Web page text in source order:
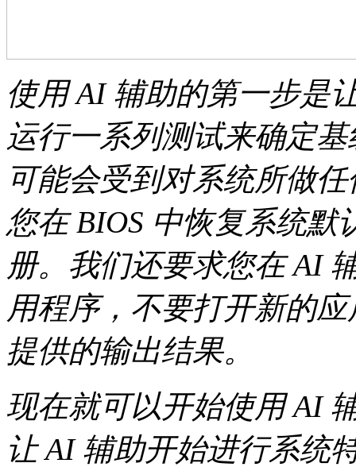
使用 AI 辅助的第一步是
运行一系列测试来确定
可能会受到对系统所做
您在 BIOS 中恢复系统
册。我们还要求您在 AI
用程序，不要打开新的
提供的输出结果。
现在就可以开始使用 AI
让 AI 辅助开始进行系统